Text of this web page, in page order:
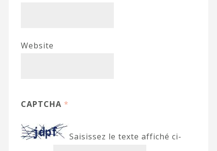
Website
CAPTCHA *
Saisissez le texte affiché ci-